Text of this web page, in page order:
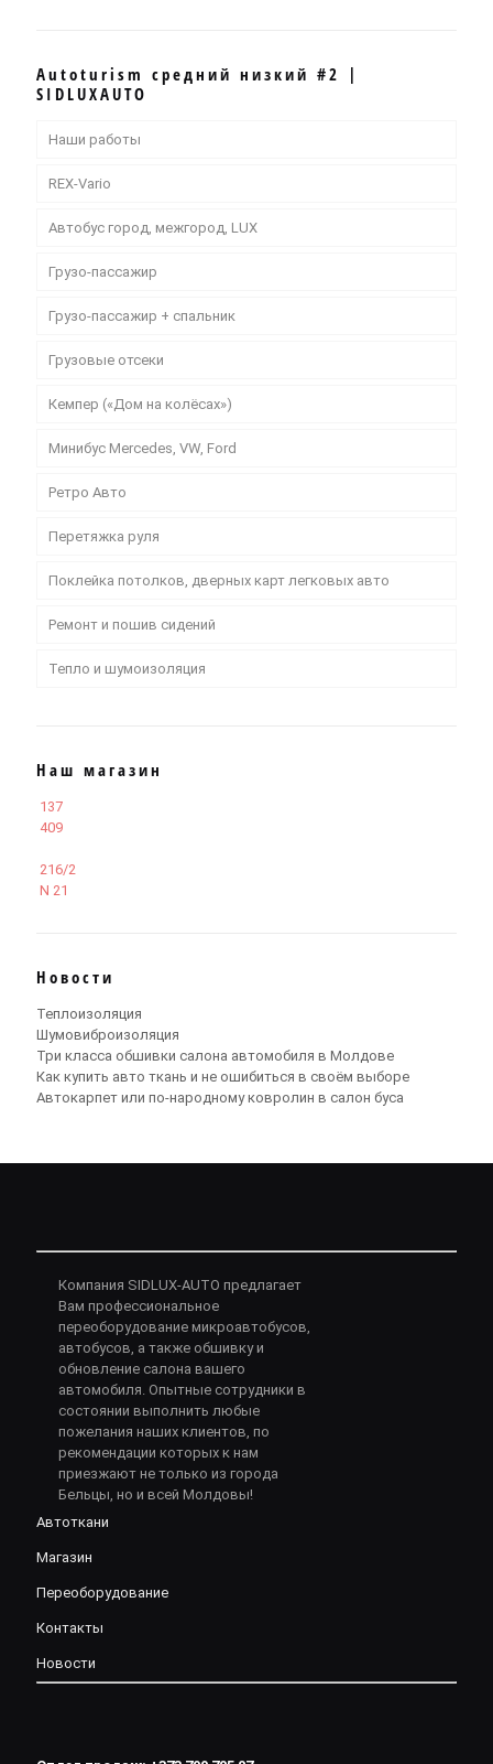
Autoturism средний низкий #2 |
SIDLUXAUTO
Наши работы
REX-Vario
Автобус город, межгород, LUX
Грузо-пассажир
Грузо-пассажир + спальник
Грузовые отсеки
Кемпер («Дом на колёсах»)
Минибус Mercedes, VW, Ford
Ретро Авто
Перетяжка руля
Поклейка потолков, дверных карт легковых авто
Ремонт и пошив сидений
Тепло и шумоизоляция
Наш магазин
137
409
216/2
N 21
Новости
Теплоизоляция
Шумовиброизоляция
Три класса обшивки салона автомобиля в Молдове
Как купить авто ткань и не ошибиться в своём выборе
Автокарпет или по-народному ковролин в салон буса
Компания SIDLUX-AUTO предлагает
Вам профессиональное
переоборудование микроавтобусов,
автобусов, а также обшивку и
обновление салона вашего
автомобиля. Опытные сотрудники в
состоянии выполнить любые
пожелания наших клиентов, по
рекомендации которых к нам
приезжают не только из города
Бельцы, но и всей Молдовы!
Автоткани
Магазин
Переоборудование
Контакты
Новости